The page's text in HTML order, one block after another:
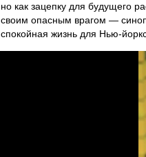
но как зацепку для будущего
своим опасным врагом —
спокойная жизнь для Нью-